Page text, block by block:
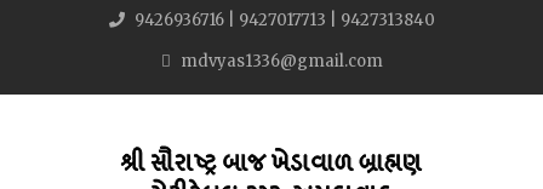
9426936716 | 9427017713 | 9427313840
mdvyas1336@gmail.com